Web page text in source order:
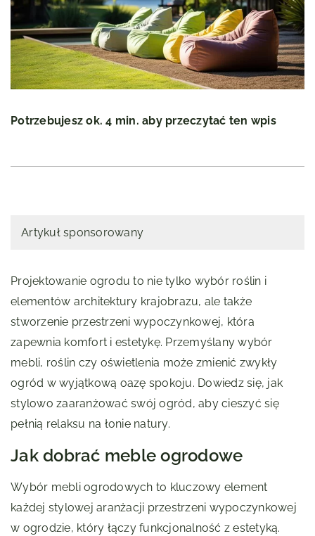
Potrzebujesz ok. 4 min. aby przeczytać ten wpis
Artykuł sponsorowany
Projektowanie ogrodu to nie tylko wybór roślin i
elementów architektury krajobrazu, ale także
stworzenie przestrzeni wypoczynkowej, która
zapewnia komfort i estetykę. Przemyślany wybór
mebli, roślin czy oświetlenia może zmienić zwykły
ogród w wyjątkową oazę spokoju. Dowiedz się, jak
stylowo zaaranżować swój ogród, aby cieszyć się
pełnią relaksu na łonie natury.
Jak dobrać meble ogrodowe
Wybór mebli ogrodowych to kluczowy element
każdej stylowej aranżacji przestrzeni wypoczynkowej
w ogrodzie, który łączy funkcjonalność z estetyką.